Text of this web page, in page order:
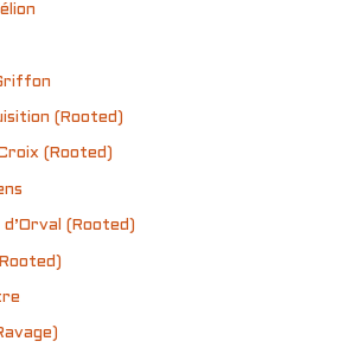
(Rooted)
(Rooted)
(Rooted)